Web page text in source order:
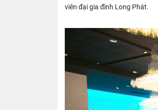
viên đại gia đình Long Phát.